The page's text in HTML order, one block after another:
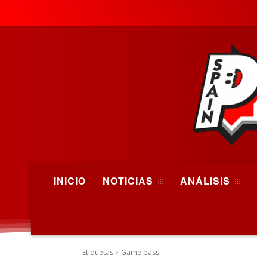
INICIO NOTICIAS ANÁLISIS
Etiquetas Game pass